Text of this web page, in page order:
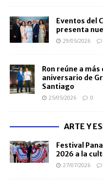
Eventos del
presenta
29/05/2026
Ron reúne a
aniversario de
Santiago
25/05/2026 0
ARTE Y
Festival
2026 a la
27/07/2026